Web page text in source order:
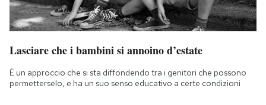
Lasciare che i bambini si annoino d’estate
È un approccio che si sta diffondendo tra i genitori che possono
permetterselo, e ha un suo senso educativo a certe condizioni